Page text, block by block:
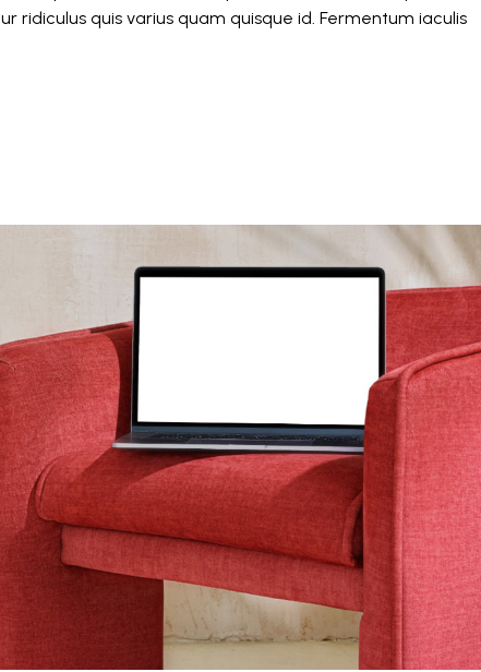
ridiculus quis varius quam quisque id. Fermentum iaculis